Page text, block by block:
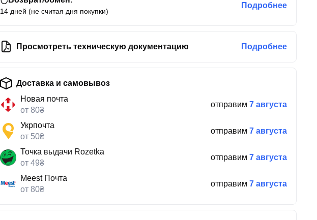
14 дней (не считая дня покупки)
Подробнее
Просмотреть техническую документацию Подробнее
Доставка и самовывоз
Новая почта
от 80₴
отправим 7 августа
Укрпочта
от 50₴
отправим 7 августа
Точка выдачи Rozetka
от 49₴
отправим 7 августа
Meest Почта
от 80₴
отправим 7 августа